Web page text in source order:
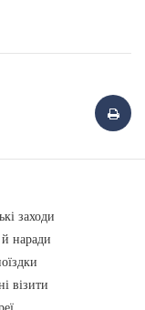
заходи
й наради
візити